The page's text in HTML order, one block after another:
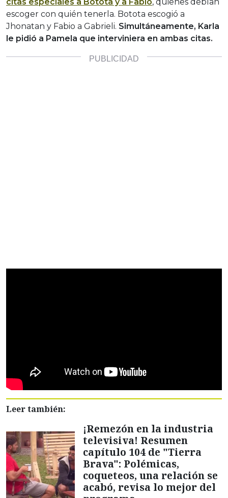
citas especiales a Botota y a Fabio, quienes debían
escoger con quién tenerla. Botota escogió a
Jhonatan y Fabio a Gabrieli. Simultáneamente, Karla
le pidió a Pamela que interviniera en ambas citas.
Leer también:
¡Remezón en la industria
televisiva! Resumen
capítulo 104 de "Tierra
Brava": Polémicas,
coqueteos, una relación se
acabó, revisa lo mejor del